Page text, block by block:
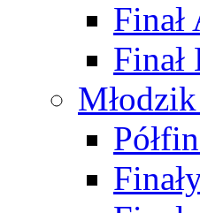
Finał
Finał